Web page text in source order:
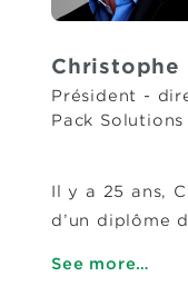
Christophe
Président -
Pack Solutions
Il y a 25 ans,
d’un diplôme
See more…